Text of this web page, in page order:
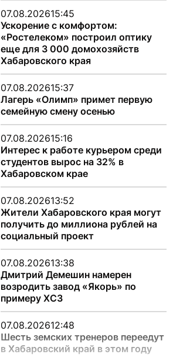
07.08.202615:45
Ускорение с комфортом:
«Ростелеком» построил оптику
еще для 3 000 домохозяйств
Хабаровского края
07.08.202615:37
Лагерь «Олимп» примет первую
семейную смену осенью
07.08.202615:16
Интерес к работе курьером среди
студентов вырос на 32% в
Хабаровском крае
07.08.202613:52
Жители Хабаровского края могут
получить до миллиона рублей на
социальный проект
07.08.202613:38
Дмитрий Демешин намерен
возродить завод «Якорь» по
примеру ХСЗ
07.08.202612:48
Шесть земских тренеров переедут
в Хабаровский край в этом году